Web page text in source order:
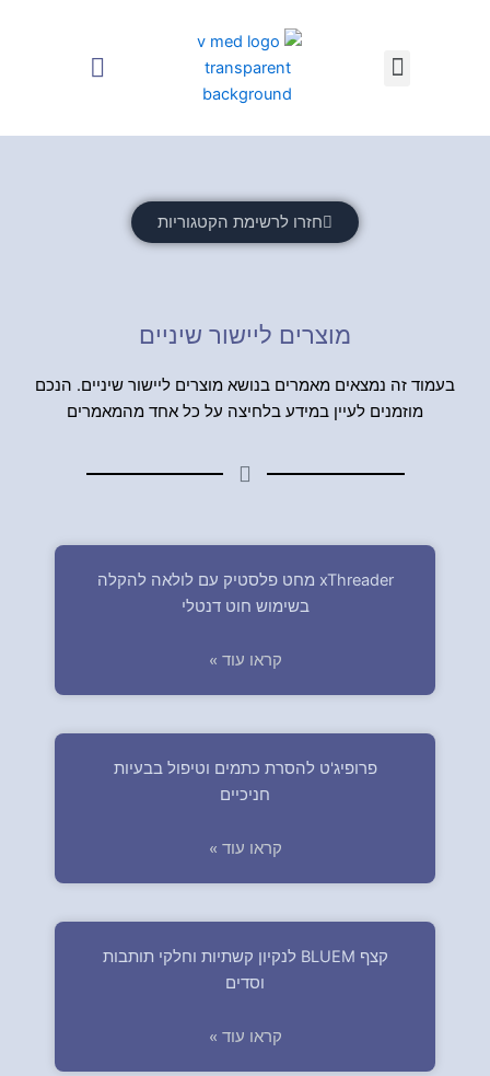
Menu
חזרו לרשימת הקטגוריות
מוצרים ליישור שיניים
בעמוד זה נמצאים מאמרים בנושא מוצרים ליישור שיניים. הנכם
מוזמנים לעיין במידע בלחיצה על כל אחד מהמאמרים
xThreader מחט פלסטיק עם לולאה להקלה
בשימוש חוט דנטלי
קראו עוד »
פרופיג'ט להסרת כתמים וטיפול בבעיות
חניכיים
קראו עוד »
קצף BLUEM לנקיון קשתיות וחלקי תותבות
וסדים
קראו עוד »